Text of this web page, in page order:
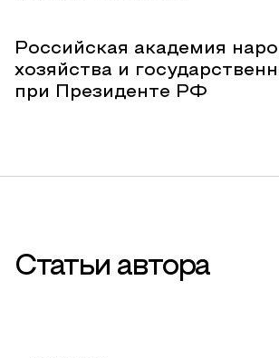
Российская академия
хозяйства и
при Президенте РФ
Статьи автора